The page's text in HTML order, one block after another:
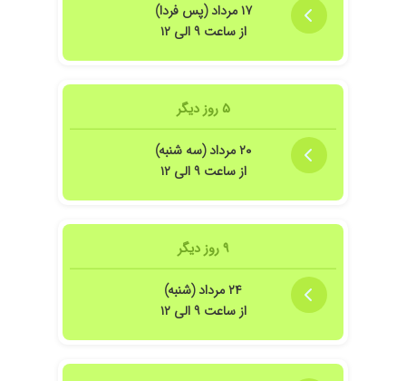
۱۷ مرداد (پس فردا)
از ساعت ۹ الی ۱۲
۵ روز دیگر
۲۰ مرداد (سه شنبه)
از ساعت ۹ الی ۱۲
۹ روز دیگر
۲۴ مرداد (شنبه)
از ساعت ۹ الی ۱۲